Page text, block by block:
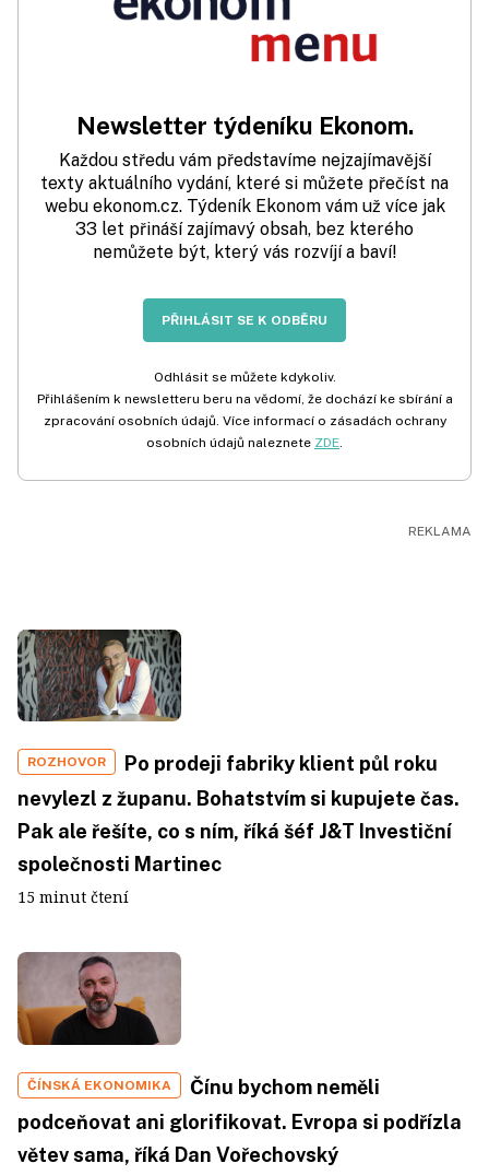
Newsletter týdeníku Ekonom.
Každou středu vám představíme nejzajímavější
texty aktuálního vydání, které si můžete přečíst na
webu ekonom.cz. Týdeník Ekonom vám už více jak
33 let přináší zajímavý obsah, bez kterého
nemůžete být, který vás rozvíjí a baví!
PŘIHLÁSIT SE K ODBĚRU
Odhlásit se můžete kdykoliv.
Přihlášením k newsletteru beru na vědomí, že dochází ke sbírání a
zpracování osobních údajů. Více informací o zásadách ochrany
osobních údajů naleznete ZDE
ROZHOVOR
Po prodeji fabriky klient půl roku
nevylezl z županu. Bohatstvím si kupujete čas.
Pak ale řešíte, co s ním, říká šéf J&T Investiční
společnosti Martinec
15 minut čtení
ČÍNSKÁ EKONOMIKA
Čínu bychom neměli
podceňovat ani glorifikovat. Evropa si podřízla
větev sama, říká Dan Vořechovský